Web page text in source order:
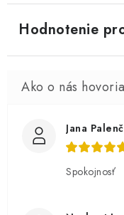
Hodnotenie
Jana
Spokojnosť